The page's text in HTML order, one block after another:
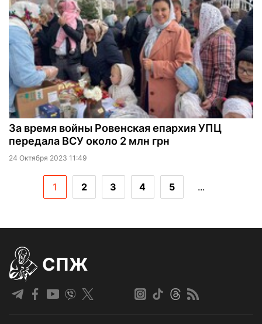
За время войны Ровенская епархия УПЦ
передала ВСУ около 2 млн грн
24 Октября 2023 11:49
1 2 3 4 5 ...
СПЖ